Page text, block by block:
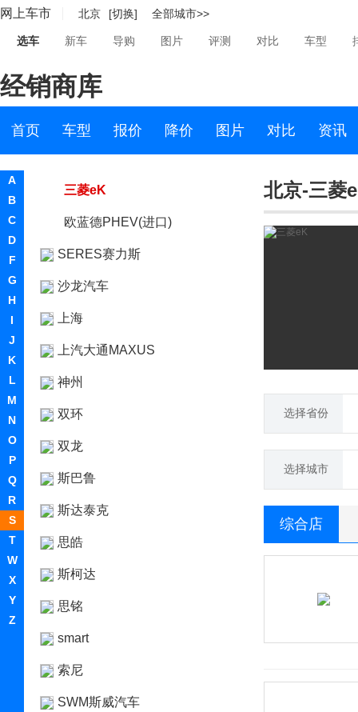
网上车市 北京 [切换] 全部城市>>
选车 新车 导购 图片 评测 对比 车型
经销商库
首页 车型 报价 降价 图片 对比 资讯
A
B
C
D
F
G
H
I
J
K
L
M
N
O
P
Q
R
S
T
W
X
Y
Z
SUPER HEIGHT K-
WAGON
三菱MI-TECH
三菱eK
欧蓝德PHEV(进口)
SERES赛力斯
沙龙汽车
上海
上汽大通MAXUS
神州
双环
双龙
斯巴鲁
斯达泰克
思皓
斯柯达
思铭
smart
索尼
SWM斯威汽车
北京-三菱
选择省份
选择城市
综合店